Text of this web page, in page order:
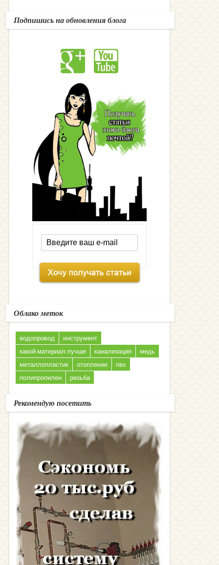
Подпишись на обновления блога
Облако меток
водопровод
инструмент
какой материал лучше
канализация
медь
металлопластик
отопление
пвх
полипропилен
резьба
Рекомендую посетить